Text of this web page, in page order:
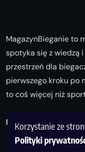
Korzystanie ze
Polityki
MagazynBieganie to
spotyka się z wiedzą
przestrzeń dla
pierwszego kroku po
to coś więcej niż
Biegaj z nami i